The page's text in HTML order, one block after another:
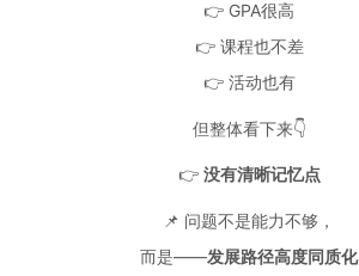
👉 GPA很高
👉 课程也不差
👉 活动也有
但整体看下来👇
👉 没有清晰记忆点
📌 问题不是能力不够，
而是——发展路径高度同质化